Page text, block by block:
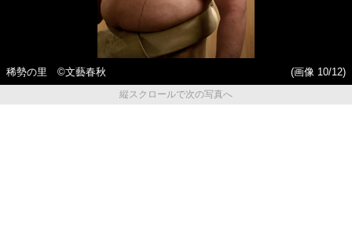
稀勢の里 ©文藝春秋
(画像 10/12)
縦スクロールで次の写真へ